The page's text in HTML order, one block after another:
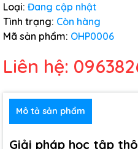
Loại: Đang cập nhật
Tình trạng: Còn hàng
Mã sản phẩm: OHP0006
Liên hệ:
Mô tả sản phẩm
Giải pháp học tập